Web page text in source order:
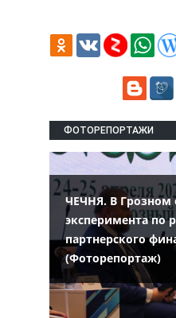
ФОТОРЕПОРТАЖИ
ЧЕЧНЯ. В Грозном
эксперимента по
партнерского
(Фоторепортаж)